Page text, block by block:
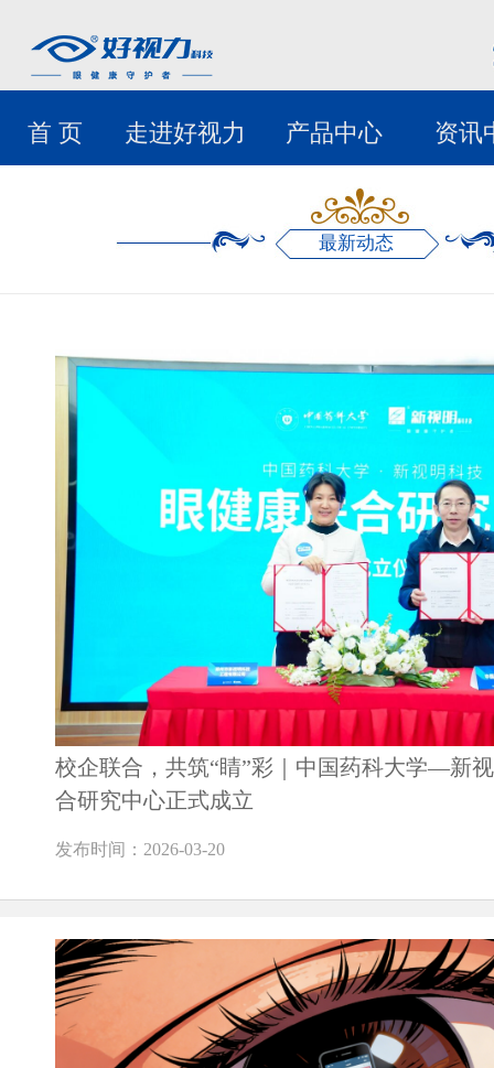
首 页 走进好视力 产品中心 资讯
最新动态
校企联合，共筑“睛”彩｜中国药科大学—新
合研究中心正式成立
发布时间：2026-03-20